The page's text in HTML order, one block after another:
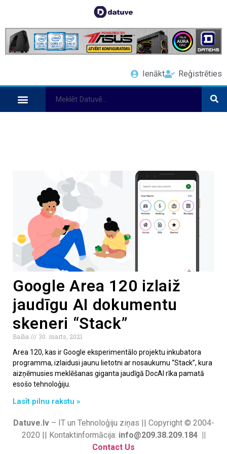
Ienākt Reģistrēties
Google Area 120 izlaiž
jaudīgu AI dokumentu
skeneri “Stack”
Baiba
30. marts, 2021
Area 120, kas ir Google eksperimentālo projektu inkubatora
programma, izlaidusi jaunu lietotni ar nosaukumu “Stack”, kura
aizņēmusies meklēšanas giganta jaudīgā DocAI rīka pamatā
esošo tehnoloģiju.
Lasīt pilnu rakstu »
Datuve.lv– IT un Tehnoloģiju ziņas || Copyright © 2004-
2020 || Kontaktinformācija: info@209.38.209.184 ||
Contact Us